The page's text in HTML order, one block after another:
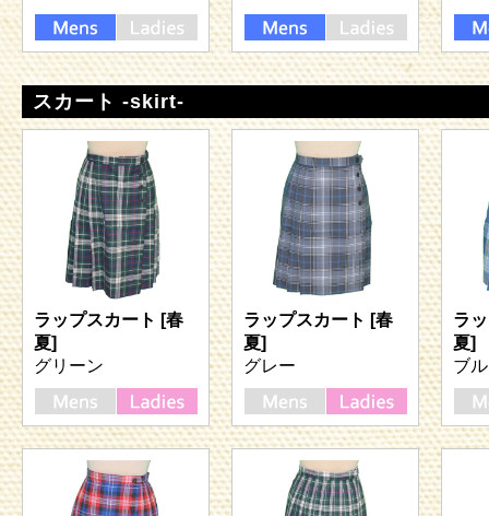
スカート -skirt-
ラップスカート [春
夏]
グリーン
ラップスカート [春
夏]
グレー
ラ
夏]
ブ